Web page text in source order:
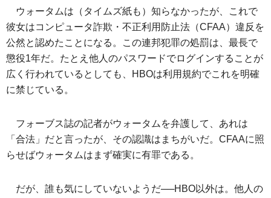
ウォータムは（タイムズ紙も）知らなかったが、これで
彼女はコンピュータ詐欺・不正利用防止法（CFAA）違反を
公然と認めたことになる。この連邦犯罪の処罰は、最長で
懲役1年だ。たとえ他人のパスワードでログインすることが
広く行われているとしても、HBOは利用規約でこれを明確
に禁じている。
フォーブス誌の記者がウォータムを弁護して、あれは
「合法」だと言ったが、その認識はまちがいだ。CFAAに照
らせばウォータムはまず確実に有罪である。
だが、誰も気にしていないようだ──HBO以外は。他人の